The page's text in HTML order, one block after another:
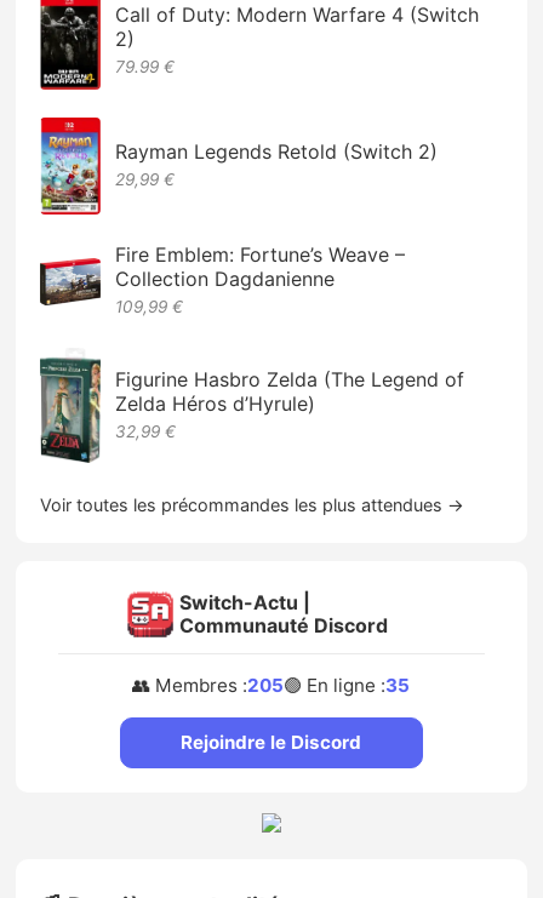
Call of Duty: Modern Warfare 4 (Switch
2)
79.99 €
Rayman Legends Retold (Switch 2)
29,99 €
Fire Emblem: Fortune’s Weave –
Collection Dagdanienne
109,99 €
Figurine Hasbro Zelda (The Legend of
Zelda Héros d’Hyrule)
32,99 €
Voir toutes les précommandes les plus attendues →
Switch-Actu |
Communauté Discord
👥 Membres :205🟢 En ligne :35
Rejoindre le Discord